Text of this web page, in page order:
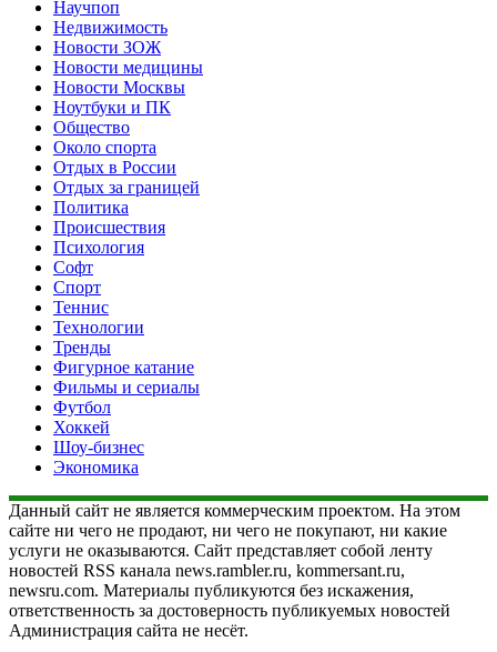
Научпоп
Недвижимость
Новости ЗОЖ
Новости медицины
Новости Москвы
Ноутбуки и ПК
Общество
Около спорта
Отдых в России
Отдых за границей
Политика
Происшествия
Психология
Софт
Спорт
Теннис
Технологии
Тренды
Фигурное катание
Фильмы и сериалы
Футбол
Хоккей
Шоу-бизнес
Экономика
Данный сайт не является коммерческим проектом. На этом
сайте ни чего не продают, ни чего не покупают, ни какие
услуги не оказываются. Сайт представляет собой ленту
новостей RSS канала news.rambler.ru, kommersant.ru,
newsru.com. Материалы публикуются без искажения,
ответственность за достоверность публикуемых новостей
Администрация сайта не несёт.